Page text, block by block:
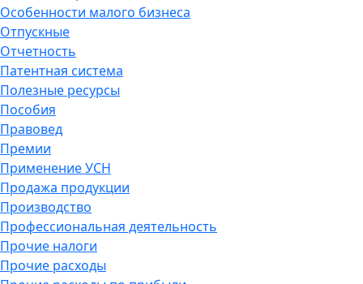
Особенности малого бизнеса
Отпускные
Отчетность
Патентная система
Полезные ресурсы
Пособия
Правовед
Премии
Применение УСН
Продажа продукции
Производство
Профессиональная деятельность
Прочие налоги
Прочие расходы